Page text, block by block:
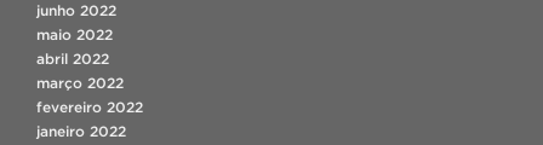
junho 2022
maio 2022
abril 2022
março 2022
fevereiro 2022
janeiro 2022